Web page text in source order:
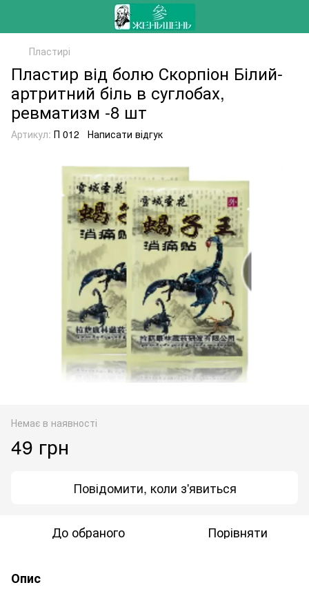
Пластирі
Пластир від болю Скорпіон Білий-
артритний біль в суглобах,
ревматизм -8 шт
Артикул: П 012 Написати відгук
Немає в наявності
49 грн
Повідомити, коли з'явиться
До обраного Порівняти
Опис